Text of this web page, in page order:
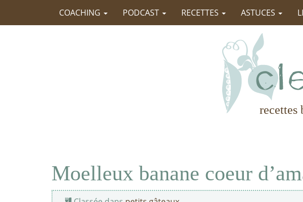
COACHING PODCAST RECETTES ASTUCES
recettes
Moelleux banane coeur